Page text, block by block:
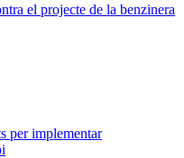
el projecte de la benzinera
per implementar